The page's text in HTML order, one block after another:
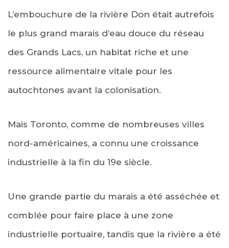
L’embouchure de la rivière Don était autrefois
le plus grand marais d’eau douce du réseau
des Grands Lacs, un habitat riche et une
ressource alimentaire vitale pour les
autochtones avant la colonisation.
Mais Toronto, comme de nombreuses villes
nord-américaines, a connu une croissance
industrielle à la fin du 19e siècle.
Une grande partie du marais a été asséchée et
comblée pour faire place à une zone
industrielle portuaire, tandis que la rivière a été